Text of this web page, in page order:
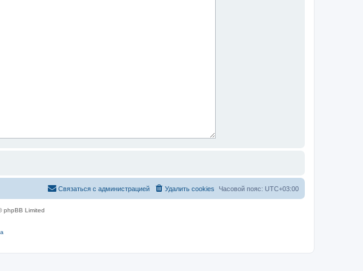
Часовой пояс: UTC+03:00
Удалить cookies
Связаться с администрацией
phpBB Limited